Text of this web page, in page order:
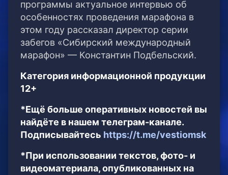
программы актуальное интервью об
особенностях проведения марафона в
этом году рассказал директор серии
забегов «Сибирский международный
марафон» — Константин Подбельский.
Категория информационной продукции
12+
*Ещё больше оперативных новостей вы
найдёте в нашем телеграм-канале.
Подписывайтесь https://t.me/vestiomsk
*При использовании текстов, фото- и
видеоматериала, опубликованных на